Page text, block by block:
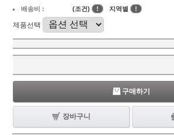
배송비 :
(조건) ! 지역별 !
제품선택
구매하기
장바구니